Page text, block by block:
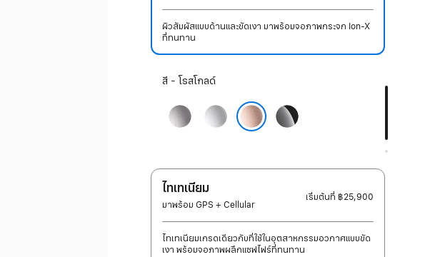
ผิวสัมผัสแบบด้านและขัดเงา มาพร้อมจอภาพกระจก Ion-X
ที่ทนทาน
เลือก
สี - โรสโกลด์
เทา
สเปซ
เงิน
โรสโกลด์
ดำ
เจ็ท
ไทเทเนียม
มาพร้อม GPS + Cellular
เริ่มต้นที่ ฿25,900
ไทเทเนียมเกรดเดียวกับที่ใช้ในอุตสาหกรรมอวกาศแบบขัด
เงา พร้อมจอภาพผลึกแซฟไฟร์ที่ทนทาน